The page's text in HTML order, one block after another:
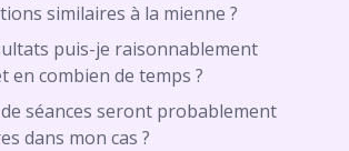
similaires à la mienne ?
puis-je raisonnablement
en combien de temps ?
séances seront probablement
dans mon cas ?